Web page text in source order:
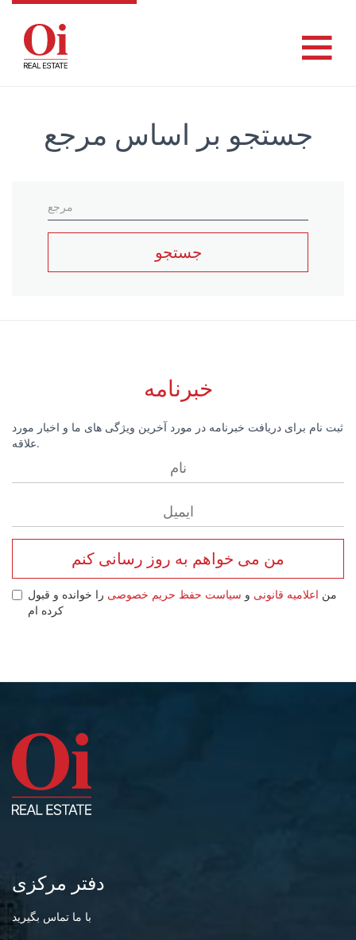
جستجو بر اساس مرجع
جستجو
خبرنامه
ثبت نام برای دریافت خبرنامه در مورد آخرین ویژگی های ما و اخبار مورد
علاقه.
من می خواهم به روز رسانی کنم
من اعلامیه قانونی و سیاست حفظ حریم خصوصی را خوانده و قبول
کرده ام
دفتر مرکزی
با ما تماس بگیرید